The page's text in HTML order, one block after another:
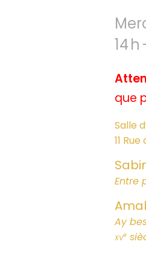
14 h
que
Salle
11
Entre
Ay
xve